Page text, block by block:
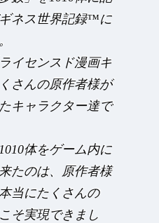
ネス世界記録™に
イセンスド漫画キ
さんの原作者様が
キャラクター達で
体をゲーム内に
たのは、原作者様
当にたくさんの
そ実現できまし